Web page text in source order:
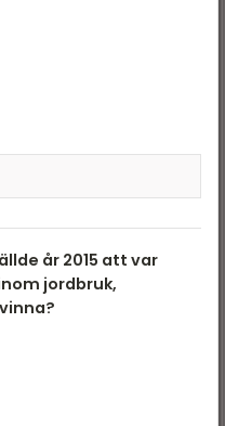
skogsbruk,
totala antalet
län har högsta
arbetande är
år 2015 att var
jordbruk,